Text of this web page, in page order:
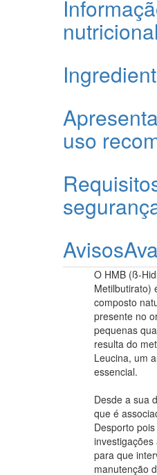
nutricional
uso
Avisos
O HMB (ß-
Metilbutirato)
composto
presente no
pequenas
resulta do
Leucina, um
essencial.
Desde a sua
que é
Desporto
investigações
para que
manutenção